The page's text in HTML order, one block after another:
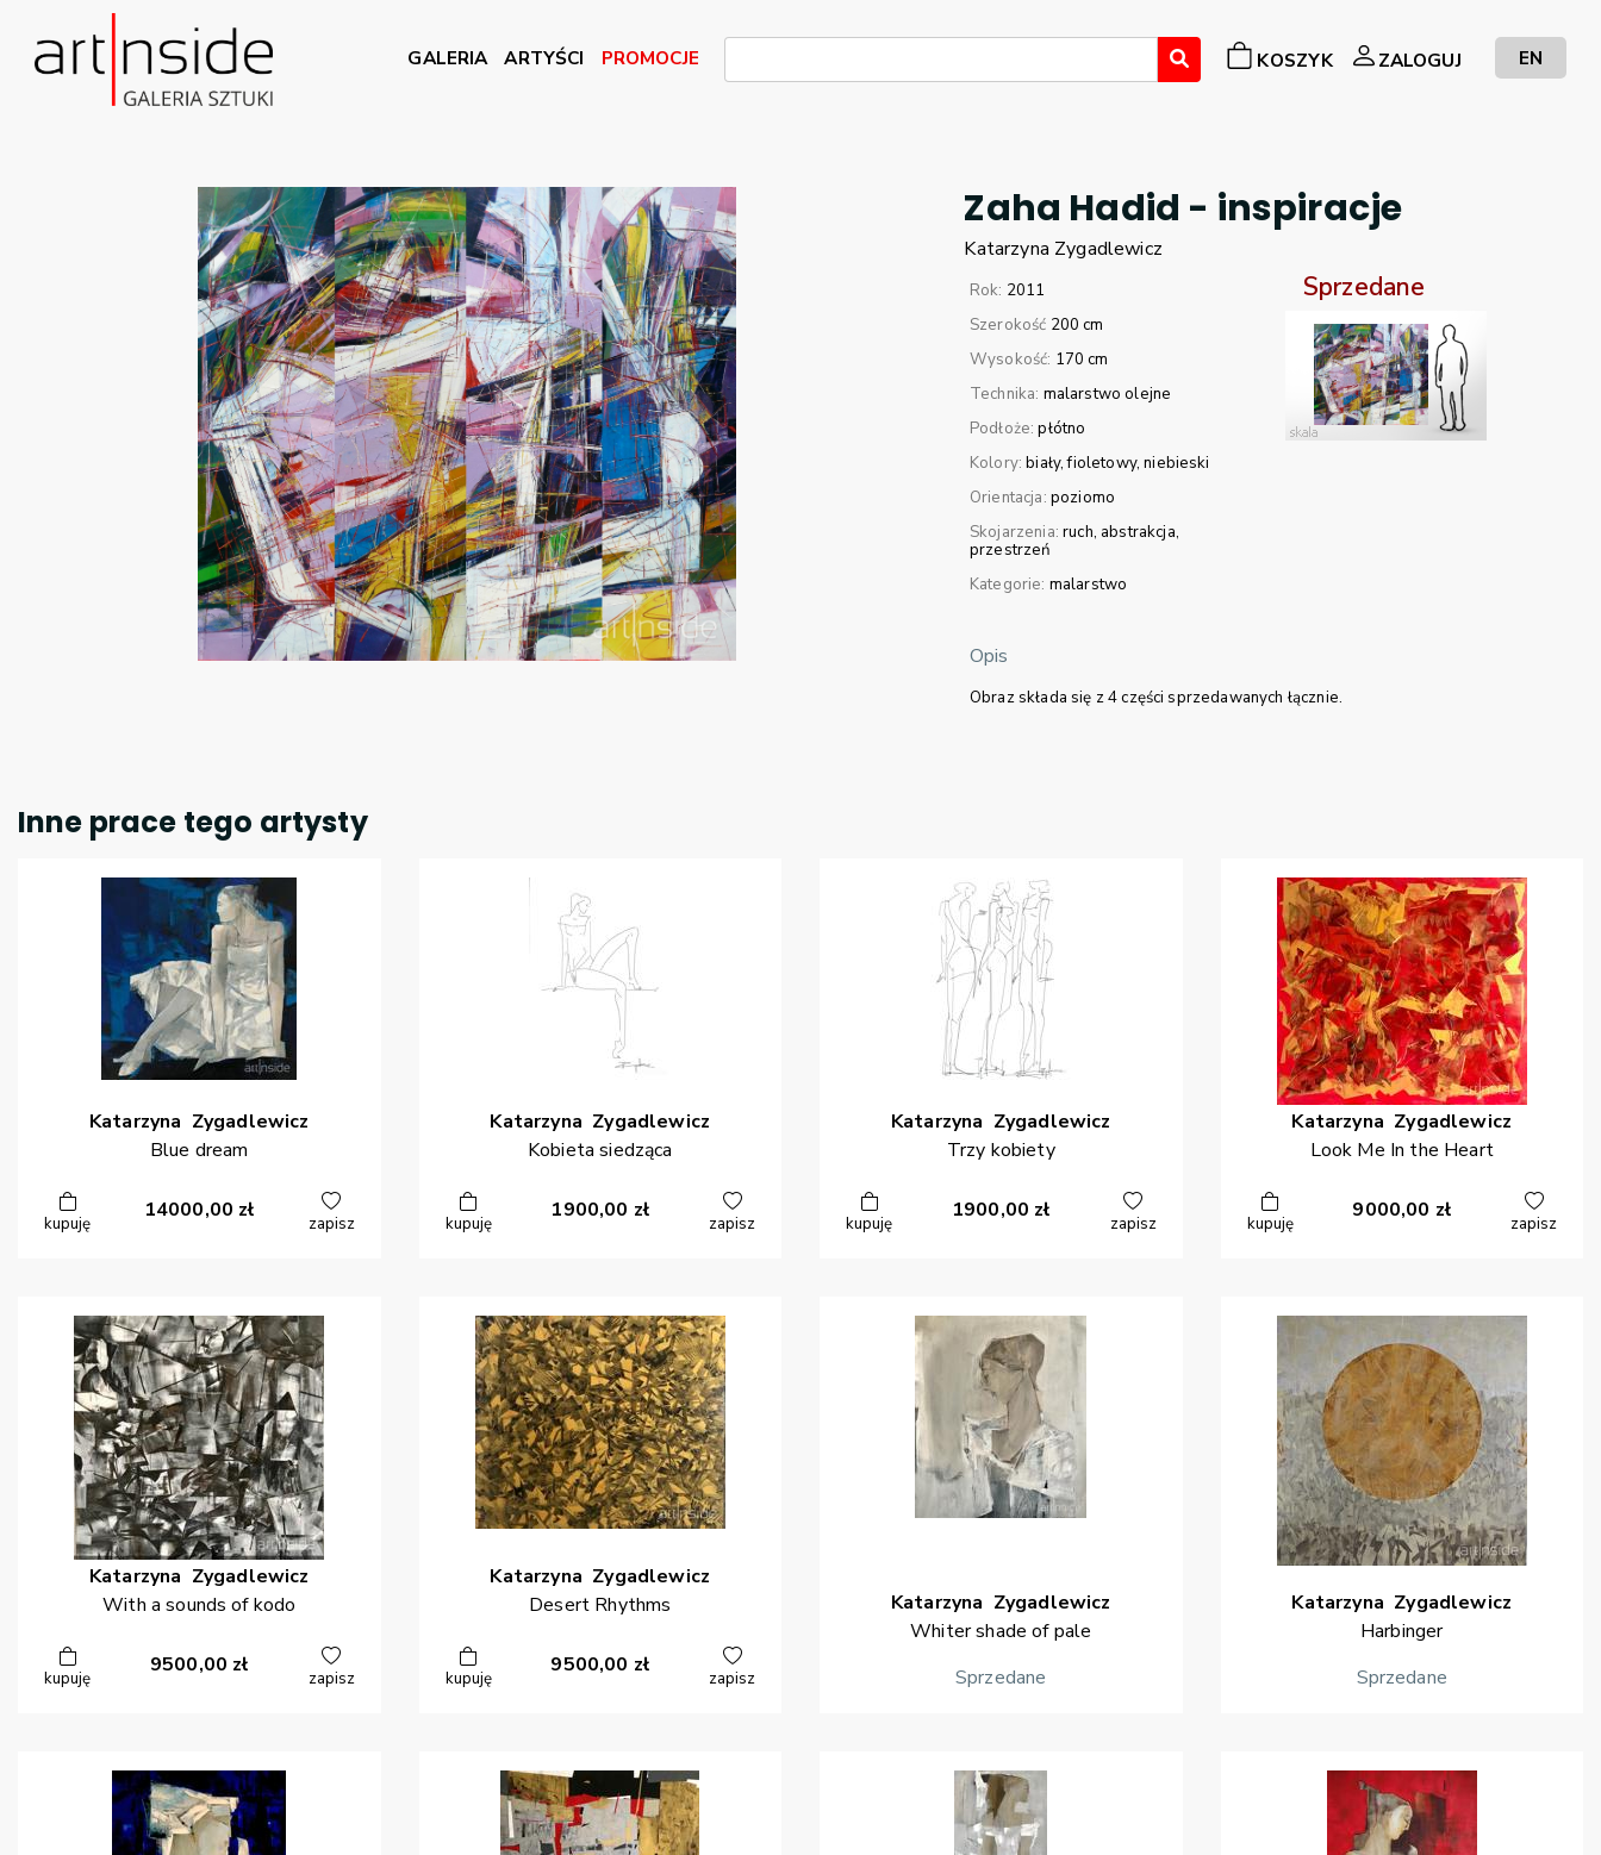
GALERIA ARTYŚCI PROMOCJE KOSZYK ZALOGUJ EN
Zaha Hadid - inspiracje
Katarzyna Zygadlewicz
Rok: 2011
Szerokość 200 cm
Wysokość: 170 cm
Technika: malarstwo olejne
Podłoże:płótno
Kolory:biały fioletowy niebieski
Orientacja: poziomo
Skojarzenia:ruch abstrakcja
przestrzeń
Kategorie: malarstwo
Sprzedane
Opis
Obraz składa się z 4 części sprzedawanych łącznie.
Inne prace tego artysty
Katarzyna Zygadlewicz
Blue dream
kupuję
14000,00 zł
zapisz
Katarzyna Zygadlewicz
Kobieta siedząca
kupuję
1900,00 zł
zapisz
Katarzyna Zygadlewicz
Trzy kobiety
kupuję
1900,00 zł
zapisz
Katarzyna Zygadlewicz
Look Me In the Heart
kupuję
9000,00 zł
zapisz
Katarzyna Zygadlewicz
With a sounds of kodo
kupuję
9500,00 zł
zapisz
Katarzyna Zygadlewicz
Desert Rhythms
kupuję
9500,00 zł
zapisz
Katarzyna Zygadlewicz
Whiter shade of pale
Sprzedane
Katarzyna Zygadlewicz
Harbinger
Sprzedane